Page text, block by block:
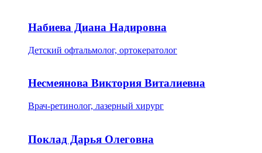
Набиева Диана Надировна
Детский офтальмолог, ортокератолог
Несмеянова Виктория Виталиевна
Врач-ретинолог, лазерный хирург
Поклад Дарья Олеговна